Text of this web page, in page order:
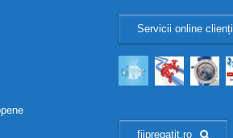
Servicii online clienți
fiipregatit.ro